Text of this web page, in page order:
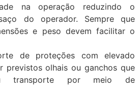
na operação reduzindo o
do operador. Sempre que
e peso devem facilitar o
de proteções com elevado
previstos olhais ou ganchos que
transporte por meio de